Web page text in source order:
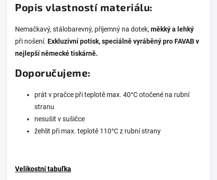
Popis vlastností materiálu:
Nemačkavý, stálobarevný, příjemný na dotek, měkký a lehký
při nošení. Exkluzivní potisk, speciálně vyráběný pro FAVAB v
nejlepší německé tiskárně.
Doporučujeme:
prát v pračce při teplotě max. 40°C otočené na rubní
stranu
nesušit v sušičce
žehlit při max. teplotě 110°C z rubní strany
Velikostní tabuľka